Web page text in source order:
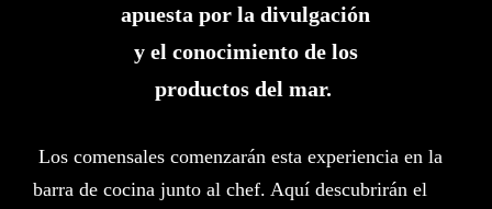
apuesta por la divulgación
y el conocimiento de los
productos del mar.
­ Los comensales comenzarán esta experiencia en la
barra de cocina junto al chef. Aquí descubrirán el